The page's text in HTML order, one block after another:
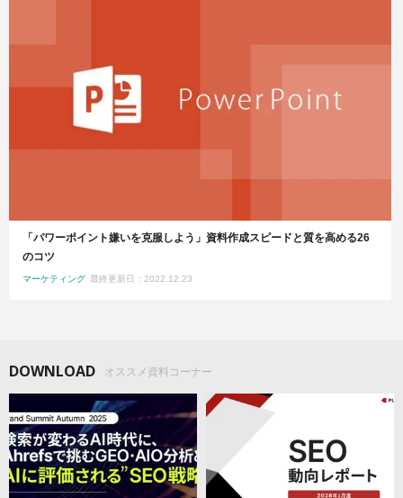
「パワーポイント嫌いを克服しよう」資料作成スピードと質を高める26
のコツ
マーケティング 最終更新日：2022.12.23
DOWNLOAD オススメ資料コーナー